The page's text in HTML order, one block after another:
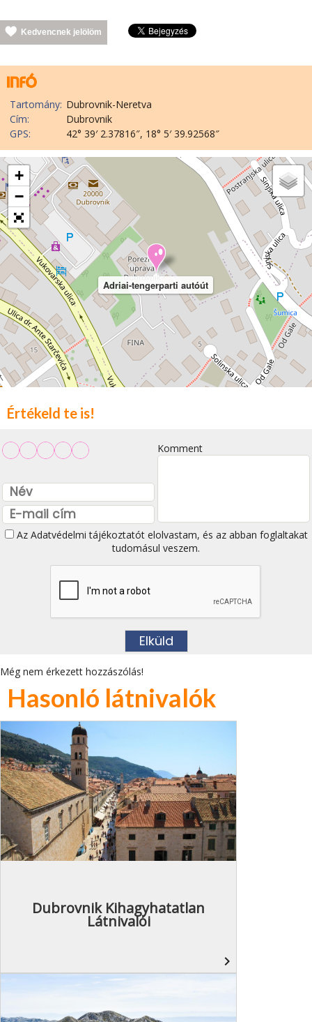
Kedvencnek jelölöm
Tartomány: Dubrovnik-Neretva
Cím:
Dubrovnik
GPS:
42° 39′ 2.37816″, 18° 5′ 39.92568″
Adriai-tengerparti autóút
+
−
Értékeld te is!
Komment
Az Adatvédelmi tájékoztatótelolvastam, és az abban foglaltakat
tudomásul veszem.
Még nem érkezett hozzászólás!
Hasonló látnivalók
Dubrovnik Kihagyhatatlan
Látnivalói
navigate_next